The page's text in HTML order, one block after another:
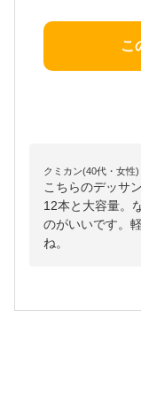
こ
クミカン(40代・女性)
こちらのデッサ
12本と大容量。
のがいいです。
ね。